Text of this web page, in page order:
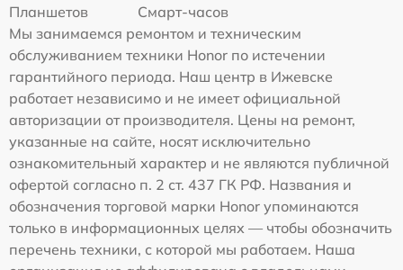
Планшетов
Смарт-часов
Мы занимаемся ремонтом и техническим
обслуживанием техники Honor по истечении
гарантийного периода. Наш центр в Ижевске
работает независимо и не имеет официальной
авторизации от производителя. Цены на ремонт,
указанные на сайте, носят исключительно
ознакомительный характер и не являются публичной
офертой согласно п. 2 ст. 437 ГК РФ. Названия и
обозначения торговой марки Honor упоминаются
только в информационных целях — чтобы обозначить
перечень техники, с которой мы работаем. Наша